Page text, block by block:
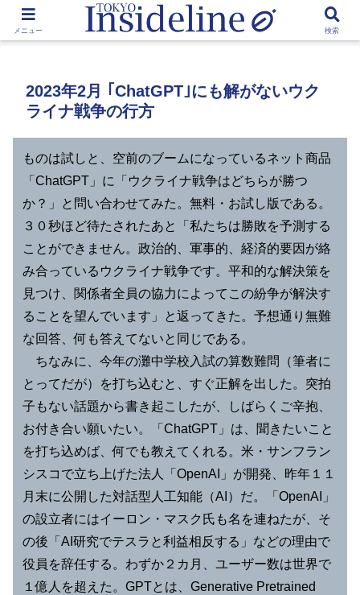
by Toshikawa Takao
2023年2月 ｢ChatGPT｣にも解がないウク
ライナ戦争の行方
ものは試しと、空前のブームになっているネット商品
「ChatGPT」に「ウクライナ戦争はどちらが勝つ
か？」と問い合わせてみた。無料・お試し版である。
３０秒ほど待たされたあと「私たちは勝敗を予測する
ことができません。政治的、軍事的、経済的要因が絡
み合っているウクライナ戦争です。平和的な解決策を
見つけ、関係者全員の協力によってこの紛争が解決す
ることを望んでいます」と返ってきた。予想通り無難
な回答、何も答えてないと同じである。
ちなみに、今年の灘中学校入試の算数難問（筆者に
とってだが）を打ち込むと、すぐ正解を出した。突拍
子もない話題から書き起こしたが、しばらくご辛抱、
お付き合い願いたい。「ChatGPT」は、聞きたいこと
を打ち込めば、何でも教えてくれる。米・サンフラン
シスコで立ち上げた法人「OpenAI」が開発、昨年１１
月末に公開した対話型人工知能（AI）だ。「OpenAI」
の設立者にはイーロン・マスク氏も名を連ねたが、そ
の後「AI研究でテスラと利益相反する」などの理由で
役員を辞任する。わずか２カ月、ユーザー数は世界で
１億人を超えた。GPTとは、Generative Pretrained
メニュー 検索